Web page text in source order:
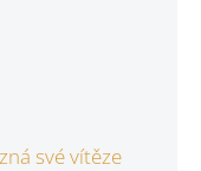
své vítěze